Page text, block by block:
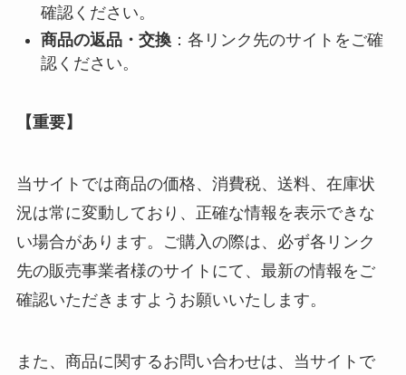
確認ください。
商品の返品・交換：各リンク先のサイトをご確
認ください。
【重要】
当サイトでは商品の価格、消費税、送料、在庫状
況は常に変動しており、正確な情報を表示できな
い場合があります。ご購入の際は、必ず各リンク
先の販売事業者様のサイトにて、最新の情報をご
確認いただきますようお願いいたします。
また、商品に関するお問い合わせは、当サイトで